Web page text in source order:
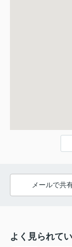
メールで共
よく見られて